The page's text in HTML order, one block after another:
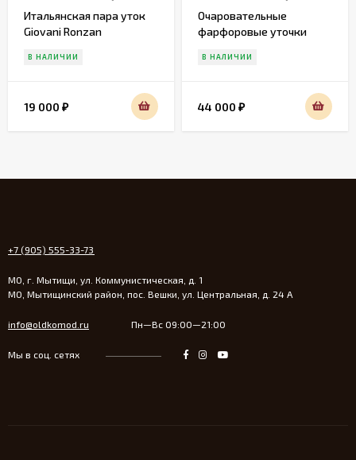
Итальянская пара уток
Giovani Ronzan
В НАЛИЧИИ
19 000 ₽
Очаровательные
фарфоровые уточки
В НАЛИЧИИ
44 000 ₽
+7 (905) 555-33-73
МО, г. Мытищи, ул. Коммунистическая, д. 1
МО, Мытищинский район, пос. Вешки, ул. Центральная, д. 24 А
info@oldkomod.ru Пн—Вс 09:00—21:00
Мы в соц. сетях